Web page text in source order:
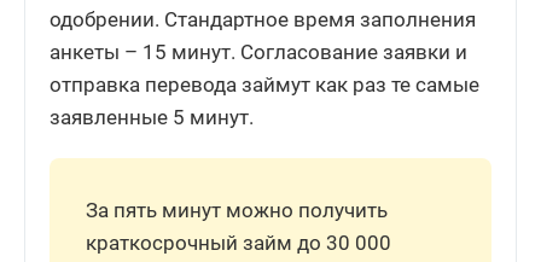
одобрении. Стандартное время заполнения
анкеты – 15 минут. Согласование заявки и
отправка перевода займут как раз те самые
заявленные 5 минут.
За пять минут можно получить
краткосрочный займ до 30 000